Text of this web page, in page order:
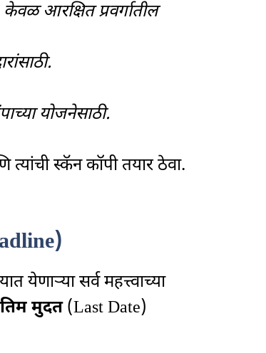
केवळ आरक्षित प्रवर्गातील
योजनेसाठी.
त्यांची स्कॅन कॉपी तयार ठेवा.
येणाऱ्या सर्व महत्त्वाच्या
मुदत(Last Date)